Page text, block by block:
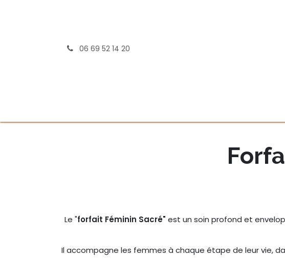
06 69 52 14 20
Le "forfait Féminin Sacré" est un soin profond et
Il accompagne les femmes à chaque étape de leur vie,